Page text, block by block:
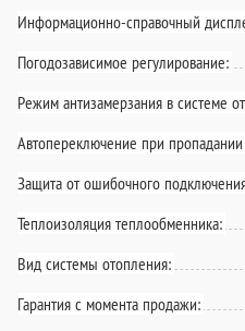
Информационно-справочный
Погодозависимое регулирование:
Режим антизамерзания в системе
Автопереключение при
Защита от ошибочного
Теплоизоляция теплообменника:
Вид системы отопления:
Гарантия с момента продажи: